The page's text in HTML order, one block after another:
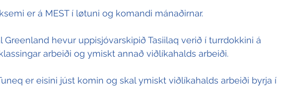
er á MEST í løtuni og komandi mánaðirnar.
Greenland hevur uppisjóvarskipið Tasiilaq verið í turrdokkini á
arbeiði og ymiskt annað viðlíkahalds arbeiði.
er eisini júst komin og skal ymiskt viðlíkahalds arbeiði byrja í